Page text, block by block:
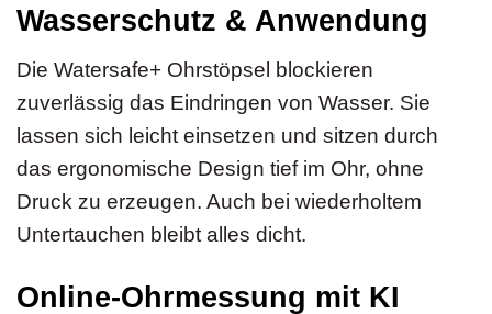
Wasserschutz & Anwendung
Die Watersafe+ Ohrstöpsel blockieren
zuverlässig das Eindringen von Wasser. Sie
lassen sich leicht einsetzen und sitzen durch
das ergonomische Design tief im Ohr, ohne
Druck zu erzeugen. Auch bei wiederholtem
Untertauchen bleibt alles dicht.
Online-Ohrmessung mit KI